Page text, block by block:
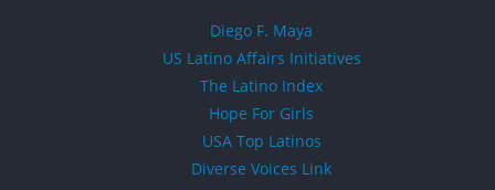
Diego F. Maya
US Latino Affairs Initiatives
The Latino Index
Hope For Girls
USA Top Latinos
Diverse Voices Link